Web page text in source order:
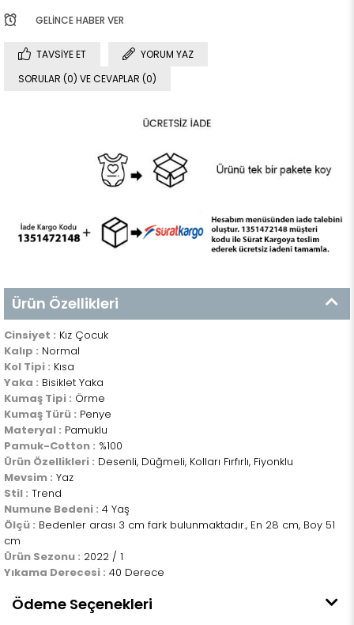
GELINCE HABER VER
TAVSIYE ET
YORUM YAZ
SORULAR (0) VE CEVAPLAR (0)
Ürün Özellikleri
Cinsiyet : Kız Çocuk
Kalıp : Normal
Kol Tipi : Kısa
Yaka : Bisiklet Yaka
Kumaş Tipi : Örme
Kumaş Türü : Penye
Materyal : Pamuklu
Pamuk-Cotton : %100
Ürün Özellikleri : Desenli, Düğmeli, Kolları Fırfırlı, Fiyonklu
Mevsim : Yaz
Stil : Trend
Numune Bedeni : 4 Yaş
Ölçü : Bedenler arası 3 cm fark bulunmaktadır., En 28 cm, Boy 51
cm
Ürün Sezonu : 2022 / 1
Yıkama Derecesi : 40 Derece
Ödeme Seçenekleri